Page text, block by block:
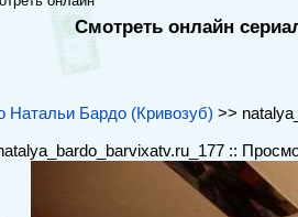
Смотреть онлайн
Натальи Бардо (Кривозуб) >>
::